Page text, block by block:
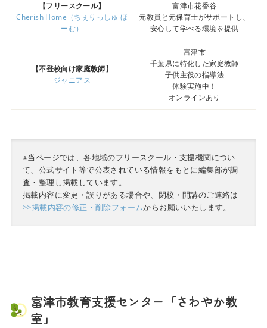
【フリースクール】
Cherish Home（ちぇりっしゅ ほ
ーむ）
富津市花香谷
元教員と元保育士がサポートし、
安心して学べる環境を提供
【不登校向け家庭教師】
ジャニアス
富津市
千葉県に特化した家庭教師
子供主役の指導法
体験実施中！
オンラインあり
※当ページでは、各地域のフリースクール・支援機関につい
て、公式サイト等で公表されている情報をもとに編集部が調
査・整理し掲載しています。
掲載内容に変更・誤りがある場合や、閉校・開講のご連絡は
>>掲載内容の修正・削除フォームからお願いいたします。
富津市教育支援センター「さわやか教
室」